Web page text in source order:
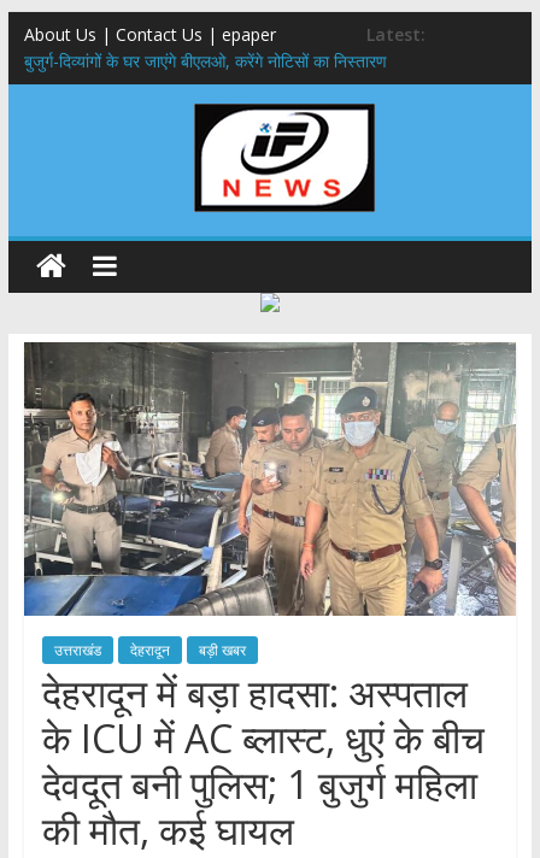
About Us | Contact Us | epaper
Latest:
बुजुर्ग-दिव्यांगों के घर जाएंगे बीएलओ, करेंगे नोटिसों का निस्तारण
24×7 अलर्ट मोड में रहें अधिकारी-मुख्य सचिव मानसून-एसईओसी से मुख्य सचिव ने
की विस्तृत समीक्षा कहा-बंद सड़कों को शीघ्र खोला जाए, लोगों को न हो दिक्कत
459 करोड़ से एचएनबी गढ़वाल विश्वविद्यालय में अनुसंधान संरचना होगी सुदृढ,उच्च
शिक्षा मंत्री धन सिंह रावत ने नवनियुक्त केन्द्रीय शिक्षा मंत्री से की मुलाकात
मुख्यमंत्री से महानिदेशक एनसीसी ने की शिष्टाचार भेंट,उत्तराखण्ड में एनसीसी के
विस्तार एवं आधुनिक आधारभूत संरचना के विकास पर हुई महत्वपूर्ण चर्चा
एमडीडीए बोर्ड बैठक, देहरादून और मसूरी के विकास के लिए 25 बड़े प्रस्तावों को मिली
हरी झंडी
उत्तराखंड देहरादून बड़ी खबर
देहरादून में बड़ा हादसा: अस्पताल
के ICU में AC ब्लास्ट, धुएं के बीच
देवदूत बनी पुलिस; 1 बुजुर्ग महिला
की मौत, कई घायल